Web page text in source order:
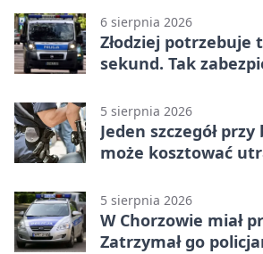
6 sierpnia 2026
Złodziej potrzebuje
sekund. Tak
5 sierpnia 2026
Jeden szczegół
może kosztować
5 sierpnia 2026
W Chorzowie miał
Zatrzymał go